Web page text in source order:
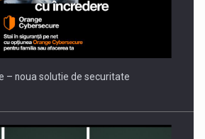
BUILT TO DELIVER TECHNOLOGY FOR
– noua solutie de securitate